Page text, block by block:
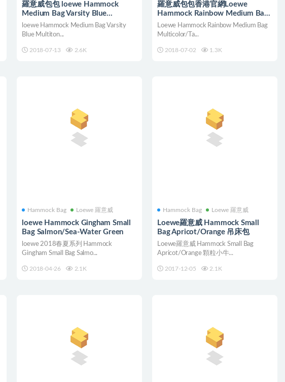
羅意威包包 loewe Hammock
Medium Bag Varsity Blue
Multitone
loewe Hammock Medium Bag Varsity
Blue Multiton...
2018-07-13 2.6K
羅意威包包香港官網Loewe
Hammock Rainbow Medium Bag
Multicolor/Tan
Loewe Hammock Rainbow Medium Bag
Multicolor/Ta...
2018-07-02 1.3K
Hammock Bag Loewe 羅意威
loewe Hammock Gingham Small
Bag Salmon/Sea-Water Green
loewe 2018春夏系列 Hammock
Gingham Small Bag Salmo...
2018-04-26 2.1K
Hammock Bag Loewe 羅意威
Loewe羅意威 Hammock Small
Bag Apricot/Orange 吊床包
Loewe羅意威 Hammock Small Bag
Apricot/Orange 顆粒小牛...
2017-12-05 2.1K